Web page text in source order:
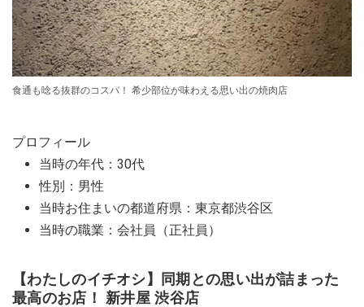
食通も唸る抜群のコスパ！ 希少部位が味わえる思い出の焼肉店
プロフィール
当時の年代：30代
性別：男性
当時お住まいの都道府県：東京都渋谷区
当時の職業：会社員（正社員）
【わたしのイチオシ】同期との思い出が詰まった
最高のお店！ 新井屋 渋谷店